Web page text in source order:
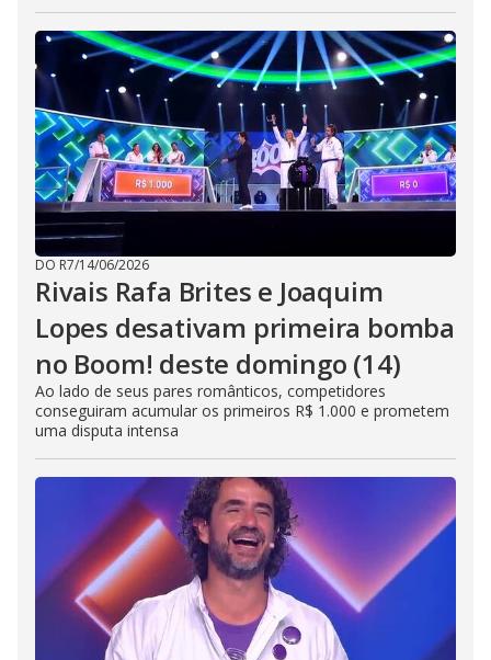
DO R7/14/06/2026
Rivais Rafa Brites e Joaquim
Lopes desativam primeira bomba
no Boom! deste domingo (14)
Ao lado de seus pares românticos, competidores
conseguiram acumular os primeiros R$ 1.000 e prometem
uma disputa intensa